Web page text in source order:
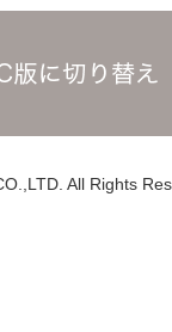
All Rights